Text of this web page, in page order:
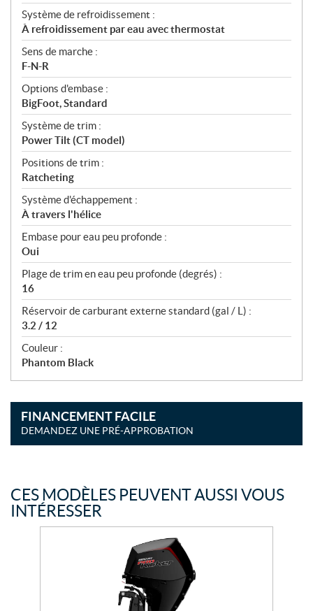
Système de refroidissement :
À refroidissement par eau avec thermostat
Sens de marche :
F-N-R
Options d'embase :
BigFoot, Standard
Système de trim :
Power Tilt (CT model)
Positions de trim :
Ratcheting
Système d'échappement :
À travers l'hélice
Embase pour eau peu profonde :
Oui
Plage de trim en eau peu profonde (degrés) :
16
Réservoir de carburant externe standard (gal / L) :
3.2 / 12
Couleur :
Phantom Black
FINANCEMENT FACILE
DEMANDEZ UNE PRÉ-APPROBATION
CES MODÈLES PEUVENT AUSSI VOUS
INTÉRESSER